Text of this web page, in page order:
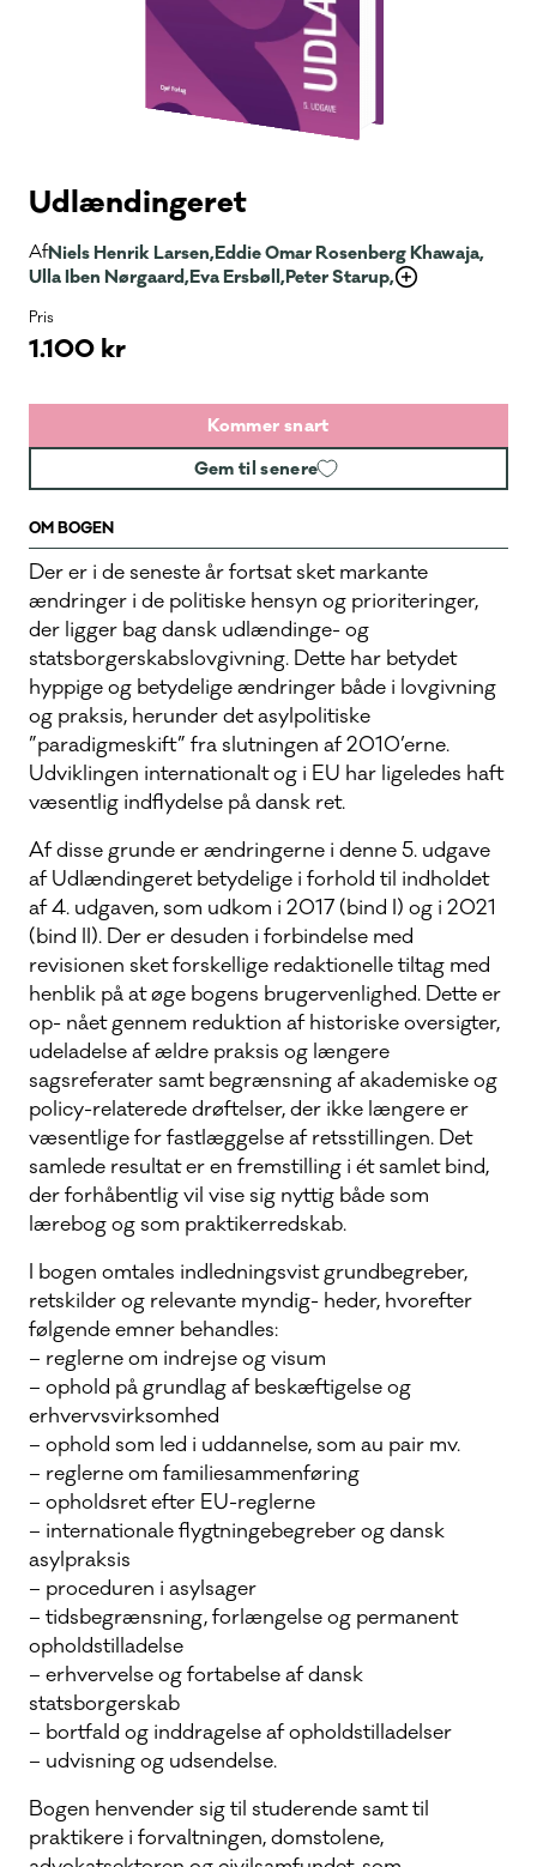
Udlændingeret
AfNiels Henrik Larsen,Eddie Omar Rosenberg Khawaja,
Ulla Iben Nørgaard,Eva Ersbøll,Peter Starup,
Pris
1.100 kr
Kommer snart
Gem til senere
OM BOGEN
Der er i de seneste år fortsat sket markante
ændringer i de politiske hensyn og prioriteringer,
der ligger bag dansk udlændinge- og
statsborgerskabslovgivning. Dette har betydet
hyppige og betydelige ændringer både i lovgivning
og praksis, herunder det asylpolitiske
”paradigmeskift” fra slutningen af 2010’erne.
Udviklingen internationalt og i EU har ligeledes haft
væsentlig indflydelse på dansk ret.
Af disse grunde er ændringerne i denne 5. udgave
af Udlændingeret betydelige i forhold til indholdet
af 4. udgaven, som udkom i 2017 (bind I) og i 2021
(bind II). Der er desuden i forbindelse med
revisionen sket forskellige redaktionelle tiltag med
henblik på at øge bogens brugervenlighed. Dette er
op- nået gennem reduktion af historiske oversigter,
udeladelse af ældre praksis og længere
sagsreferater samt begrænsning af akademiske og
policy-relaterede drøftelser, der ikke længere er
væsentlige for fastlæggelse af retsstillingen. Det
samlede resultat er en fremstilling i ét samlet bind,
der forhåbentlig vil vise sig nyttig både som
lærebog og som praktikerredskab.
I bogen omtales indledningsvist grundbegreber,
retskilder og relevante myndig- heder, hvorefter
følgende emner behandles:
– reglerne om indrejse og visum
– ophold på grundlag af beskæftigelse og
erhvervsvirksomhed
– ophold som led i uddannelse, som au pair mv.
– reglerne om familiesammenføring
– opholdsret efter EU-reglerne
– internationale flygtningebegreber og dansk
asylpraksis
– proceduren i asylsager
– tidsbegrænsning, forlængelse og permanent
opholdstilladelse
– erhvervelse og fortabelse af dansk
statsborgerskab
– bortfald og inddragelse af opholdstilladelser
– udvisning og udsendelse.
Bogen henvender sig til studerende samt til
praktikere i forvaltningen, domstolene,